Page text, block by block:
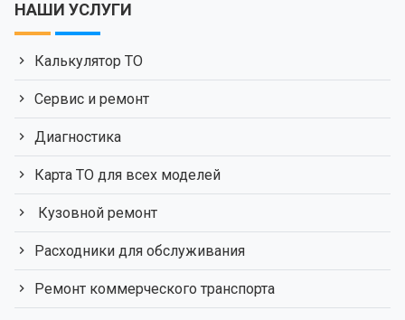
НАШИ УСЛУГИ
Калькулятор ТО
Сервис и ремонт
Диагностика
Карта ТО для всех моделей
Кузовной ремонт
Расходники для обслуживания
Ремонт коммерческого транспорта